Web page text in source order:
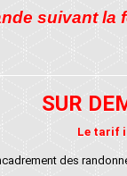
suivant la
SUR
Le tarif
des